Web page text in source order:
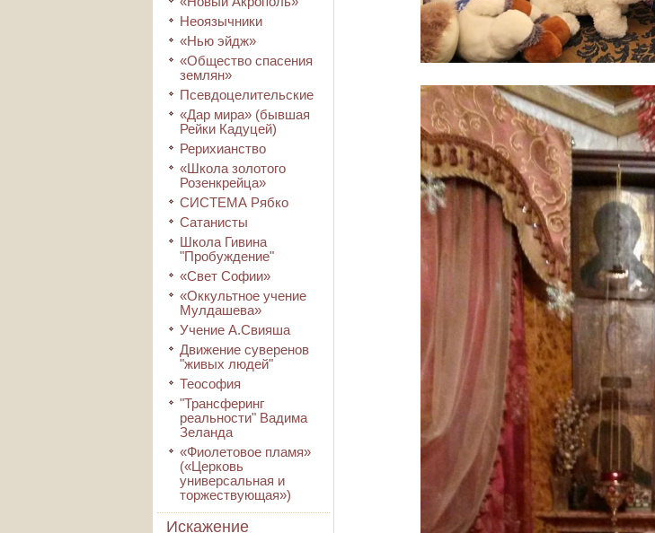
Неоязычники
«Нью эйдж»
«Общество спасения
землян»
Псевдоцелительские
«Дар мира» (бывшая
Рейки Кадуцей)
Рерихианство
«Школа золотого
Розенкрейца»
СИСТЕМА Рябко
Сатанисты
Школа Гивина
"Пробуждение"
«Свет Софии»
«Оккультное учение
Мулдашева»
Учение А.Свияша
Движение суверенов
"живых людей"
Теософия
"Трансферинг
реальности" Вадима
Зеланда
«Фиолетовое пламя»
(«Церковь
универсальная и
торжествующая»)
Искажение